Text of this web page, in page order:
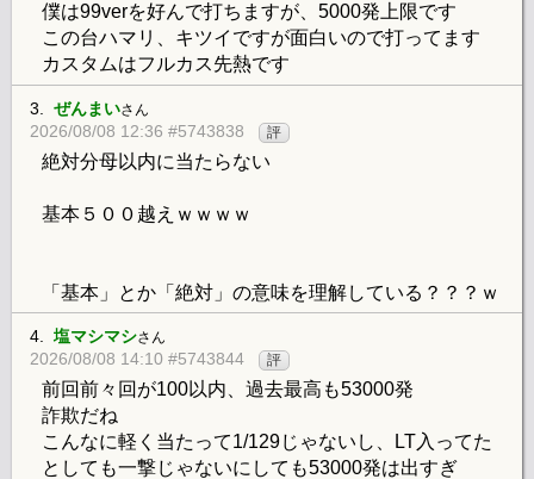
僕は99verを好んで打ちますが、5000発上限です
この台ハマリ、キツイですが面白いので打ってます
カスタムはフルカス先熱です
3. ぜんまいさん
2026/08/08 12:36 #5743838 評
絶対分母以内に当たらない
基本５００越えｗｗｗｗ
「基本」とか「絶対」の意味を理解している？？？ｗ
4. 塩マシマシさん
2026/08/08 14:10 #5743844 評
前回前々回が100以内、過去最高も53000発
詐欺だね
こんなに軽く当たって1/129じゃないし、LT入ってた
としても一撃じゃないにしても53000発は出すぎ